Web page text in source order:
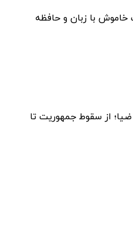
خاموش با زبان و حافظه
از سقوط جمهوریت تا